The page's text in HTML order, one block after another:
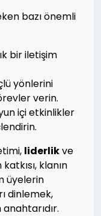
bazı önemli
bir iletişim
yönlerini
verin.
içi etkinlikler
liderlikve
klanın
üyelerin
dinlemek,